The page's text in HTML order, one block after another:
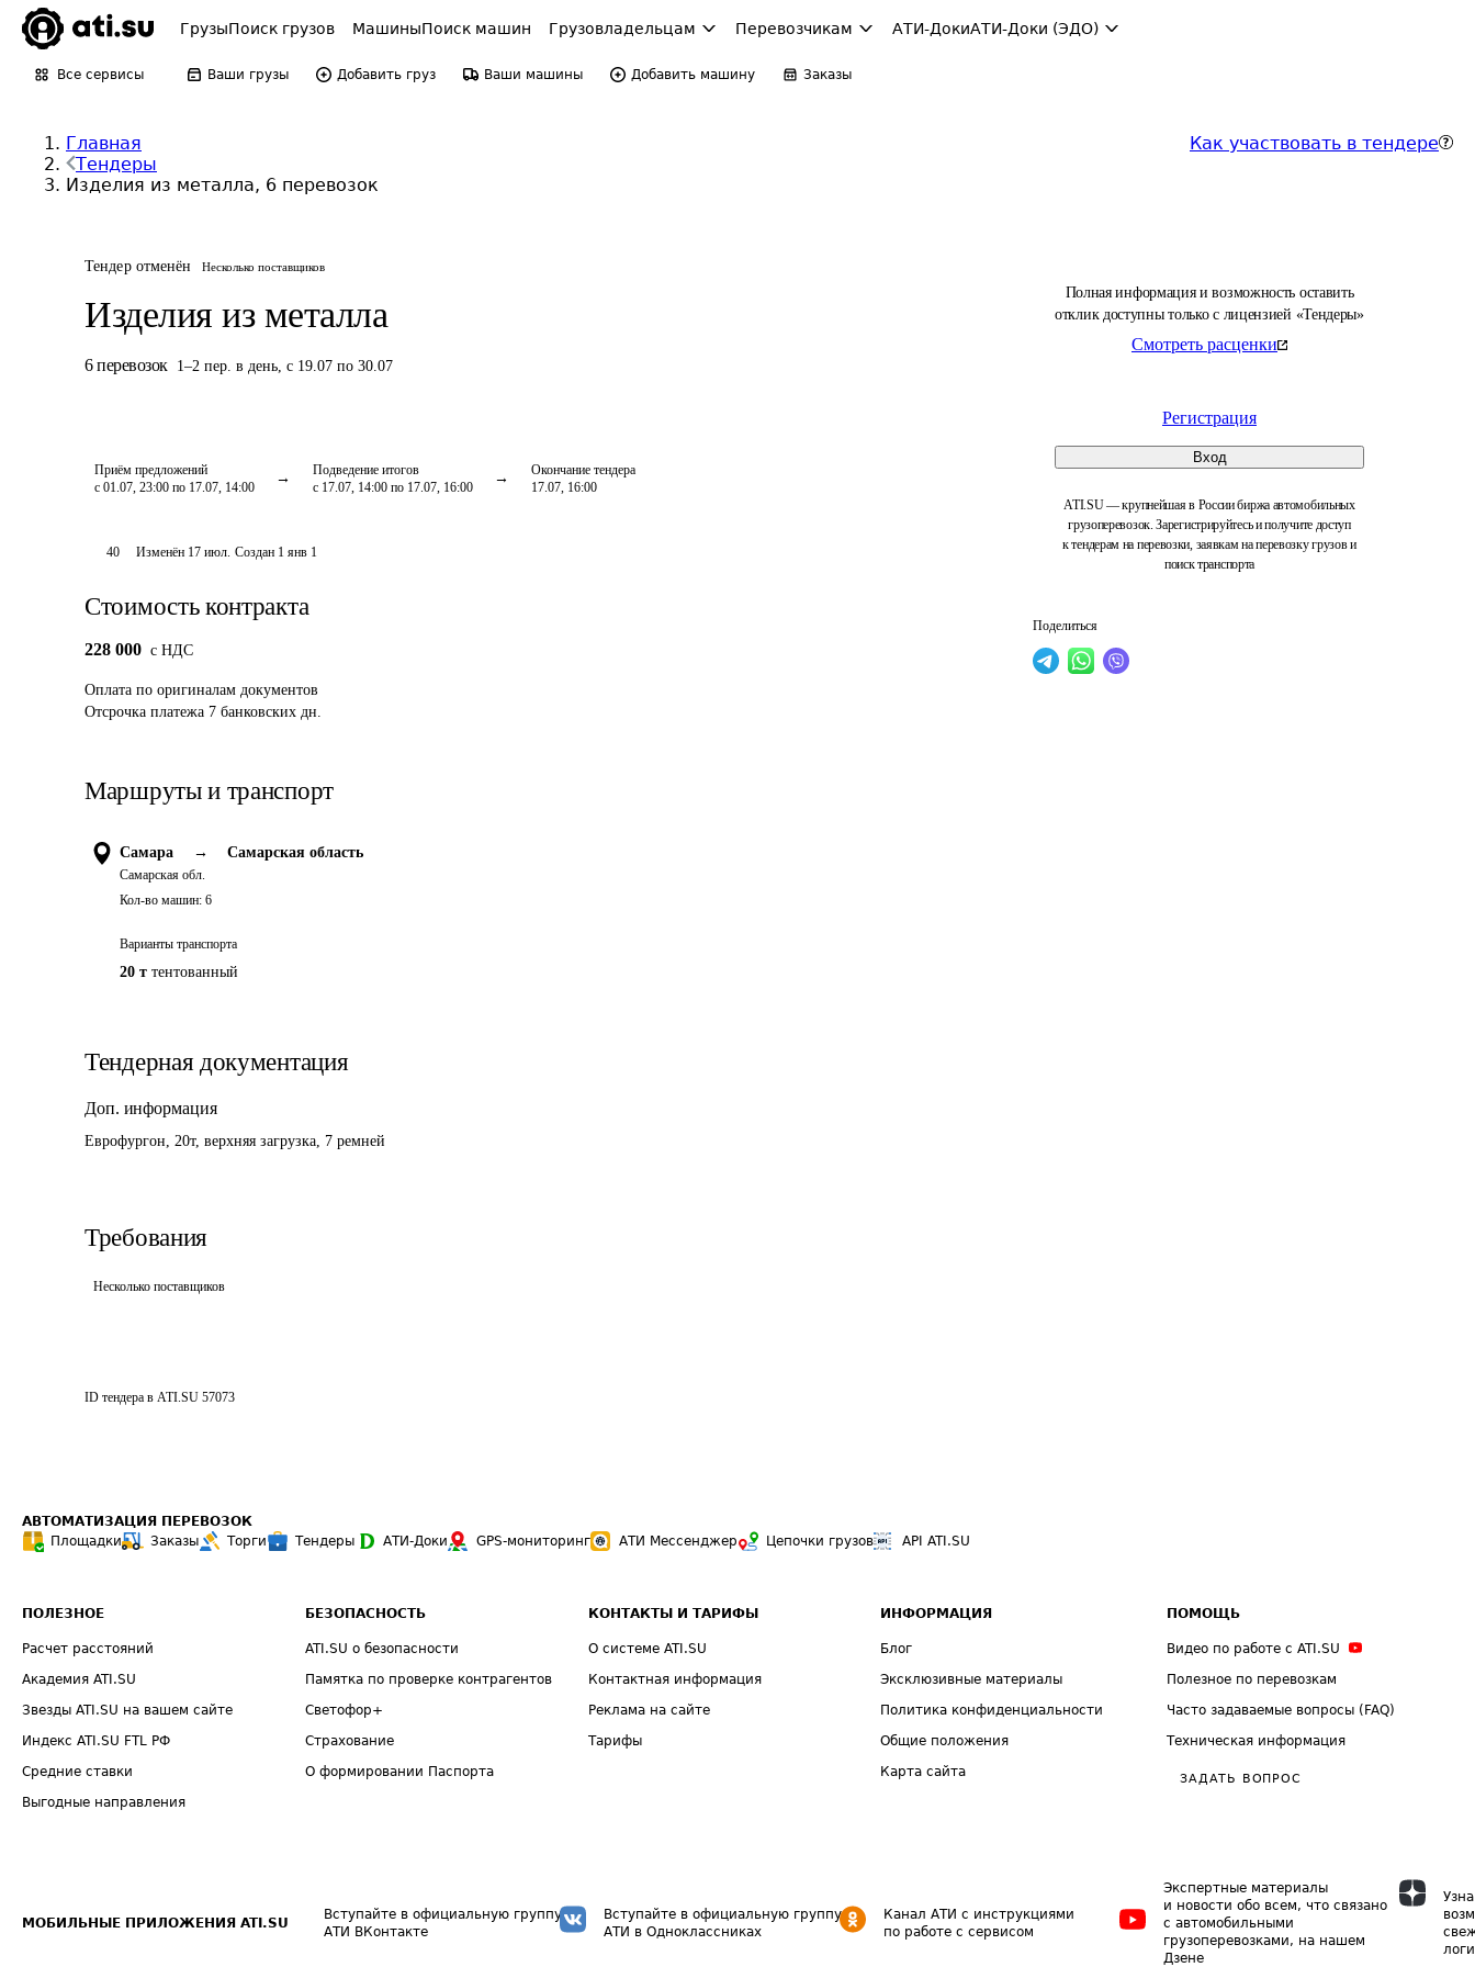
ГрузыПоиск грузов МашиныПоиск машин Грузовладельцам Перевозчикам АТИ-ДокиАТИ-Доки (ЭДО)
Все сервисы Ваши грузы Добавить груз Ваши машины Добавить машину Заказы
Главная
Тендеры
Изделия из металла, 6 перевозок
Как участвовать в тендере
Тендер отменён Несколько поставщиков
Изделия из металла
6 перевозок 1–2 пер. в день, с 19.07 по 30.07
Приём предложений
с 01.07, 23:00 по 17.07, 14:00
Подведение итогов
с 17.07, 14:00 по 17.07, 16:00
Окончание тендера
17.07, 16:00
Полная информация и возможность оставить
отклик доступны только с лицензией «Тендеры»
Смотреть расценки
Регистрация
Вход
ATI.SU — крупнейшая в России биржа автомобильных
грузоперевозок. Зарегистрируйтесь и получите доступ
к тендерам на перевозки, заявкам на перевозку грузов и
поиск транспорта
Поделиться
40 Изменён 17 июл. Создан 1 янв 1
Стоимость контракта
228 000 c НДС
Оплата по оригиналам документов
Отсрочка платежа 7 банковских дн.
Маршруты и транспорт
Самара →
Самарская обл.
Самарская область
Кол-во машин: 6
Варианты транспорта
20 т тентованный
Тендерная документация
Доп. информация
Еврофургон, 20т, верхняя загрузка, 7 ремней
Требования
Несколько поставщиков
ID тендера в ATI.SU 57073
АВТОМАТИЗАЦИЯ ПЕРЕВОЗОК
Площадки
Заказы Торги Тендеры АТИ-Доки GPS-мониторинг АТИ Мессенджер Цепочки грузов API ATI.SU
ПОЛЕЗНОЕ
Расчет расстояний
Академия ATI.SU
Звезды ATI.SU на вашем сайте
Индекс ATI.SU FTL РФ
Средние ставки
Выгодные направления
БЕЗОПАСНОСТЬ
ATI.SU о безопасности
Памятка по проверке контрагентов
Светофор+
Страхование
О формировании Паспорта
КОНТАКТЫ И ТАРИФЫ
О системе ATI.SU
Контактная информация
Реклама на сайте
Тарифы
ИНФОРМАЦИЯ
Блог
Эксклюзивные материалы
Политика конфиденциальности
Общие положения
Карта сайта
ПОМОЩЬ
Видео по работе с ATI.SU
Полезное по перевозкам
Часто задаваемые вопросы (FAQ)
Техническая информация
ЗАДАТЬ ВОПРОС
МОБИЛЬНЫЕ ПРИЛОЖЕНИЯ ATI.SU
Вступайте в официальную группу
АТИ ВКонтакте
Вступайте в официальную группу
АТИ в Одноклассниках
Канал АТИ с инструкциями
по работе с сервисом
Экспертные материалы
и новости обо всем, что связано
с автомобильными
грузоперевозками, на нашем
Дзене